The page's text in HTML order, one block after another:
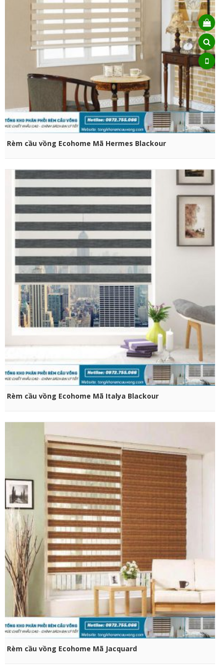
CHỌN SẢN PHẨM
Rèm cầu vồng Ecohome Mã Hermes Blackour
CHỌN SẢN PHẨM
Rèm cầu vồng Ecohome Mã Italya Blackour
CHỌN SẢN PHẨM
Rèm cầu vồng Ecohome Mã Jacquard